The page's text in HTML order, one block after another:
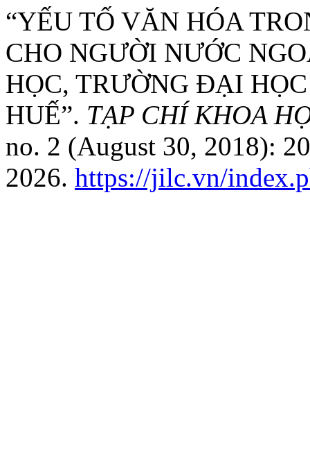
“YẾU TỐ VĂN HÓA
CHO NGƯỜI NƯỚC
HỌC, TRƯỜNG ĐẠI
HUẾ”. TẠP CHÍ KHOA
no. 2 (August 30, 2018):
2026. https://jilc.vn/